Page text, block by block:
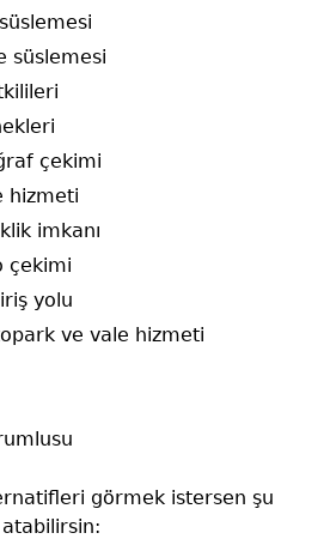
süslemesi
çekimi
hizmeti
imkanı
çekimi
yolu
ve vale hizmeti
görmek istersen şu